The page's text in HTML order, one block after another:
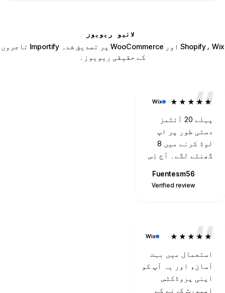
لائیو ریویوز
Shopify، Wix اور WooCommerce پر تصدیق شدہ Importify تاجروں
کے حقیقی ریویوز۔
★★★★★
Wix
پہلے 20 آئٹمز
دستی طور پر اپ
لوڈ کرنے میں 8
گھنٹے لگے۔ آج اِس
نے 20 سیکنڈوں
Fuentesm56
Verified review
Saqico VR
Verified review
★★★★★
Wix
استعمال میں بہت
آسان، اور یہ آپ کو
اپنی پروڈکٹس
امپورٹ کرنے کے